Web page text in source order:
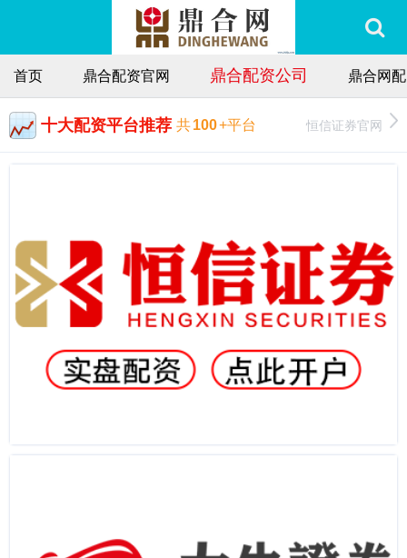
首页 鼎合配资官网 鼎合配资公司 鼎合网
十大配资平台推荐 共100+平台 恒信证券官网